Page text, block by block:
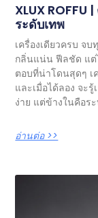
XLUX
ระดับเทพ
เครื่องเดียวครบ จ
กลิ่นแน่น ฟีลชัด แต่ไ
ตอบที่น่าโดนสุดๆ เ
และเมื่อได้ลอง จะรู้
ง่าย แต่ข้างในคือร
อ่านต่อ >>